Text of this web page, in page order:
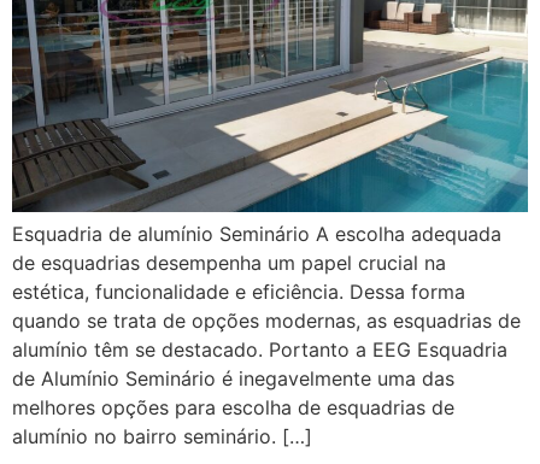
Esquadria de alumínio Seminário A escolha adequada
de esquadrias desempenha um papel crucial na
estética, funcionalidade e eficiência. Dessa forma
quando se trata de opções modernas, as esquadrias de
alumínio têm se destacado. Portanto a EEG Esquadria
de Alumínio Seminário é inegavelmente uma das
melhores opções para escolha de esquadrias de
alumínio no bairro seminário. […]